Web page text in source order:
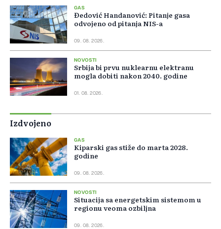
GAS
Đedović Handanović: Pitanje gasa
odvojeno od pitanja NIS-a
09. 08. 2026.
NOVOSTI
Srbija bi prvu nuklearnu elektranu
mogla dobiti nakon 2040. godine
01. 08. 2026.
Izdvojeno
GAS
Kiparski gas stiže do marta 2028.
godine
09. 08. 2026.
NOVOSTI
Situacija sa energetskim sistemom u
regionu veoma ozbiljna
09. 08. 2026.